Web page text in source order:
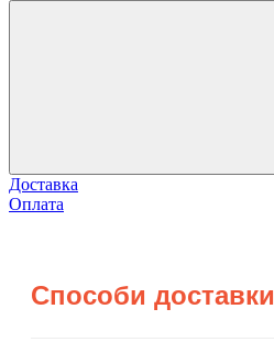
Доставка
Оплата
Способи доставки